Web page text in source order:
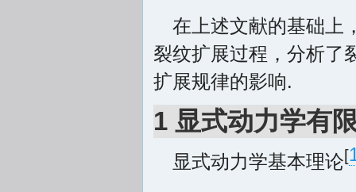
在上述文献的基础上
裂纹扩展过程，分析了
扩展规律的影响.
1 显式动力学有
显式动力学基本理论[